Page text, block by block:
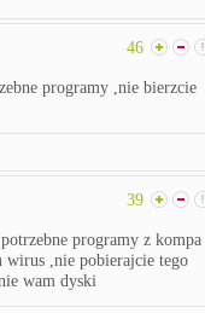
46
programy ,nie bierzcie
39
programy z kompa
wirus ,nie pobierajcie tego
wam dyski